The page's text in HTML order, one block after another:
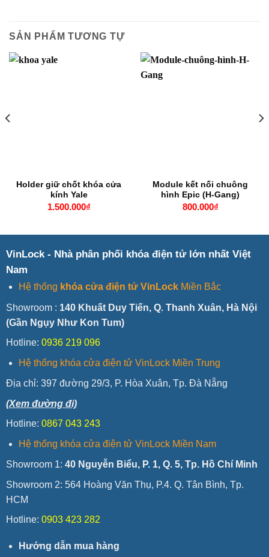
SẢN PHẨM TƯƠNG TỰ
Holder giữ chốt khóa cửa
kính Yale
1.500.000₫
Module kết nối chuông
hình Epic (H-Gang)
800.000₫
VinLock - Nhà phân phối khóa điện tử lớn nhất Việt
Nam
Hệ thống khóa cửa điện tử VinLockMiền Bắc
Showroom : 140 Khuất Duy Tiến, Q. Thanh Xuân, Hà Nội
(Gần Ngụy Như Kon Tum)
Hotline: 0936 219 096
Hệ thống khóa cửa điện tử VinLock Miền Trung
Địa chỉ: 397 đường 29/3, P. Hòa Xuân, Tp. Đà Nẵng
(Xem đường đi)
Hotline: 0867 043 243
Hệ thống khóa cửa điện tử VinLock Miền Nam
Showroom 1: 40 Nguyễn Biểu, P. 1, Q. 5, Tp. Hồ Chí Minh
Showroom 2: 564 Hoàng Văn Thụ, P.4. Q. Tân Bình, Tp.
HCM
Hotline: 0903 423 282
Hướng dẫn mua hàng